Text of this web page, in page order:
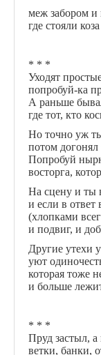
меж забором и
где стояли
* * *
Уходят
попробуй-ка
А раньше
где тот, кто
Но точно уж
потом
Попробуй
восторга,
На сцену и ты
и если в ответ
(хлопками
и подвиг, и
Другие утехи
уют
которая тоже
и больше
* * *
Пруд застыл, а
ветки, банки,